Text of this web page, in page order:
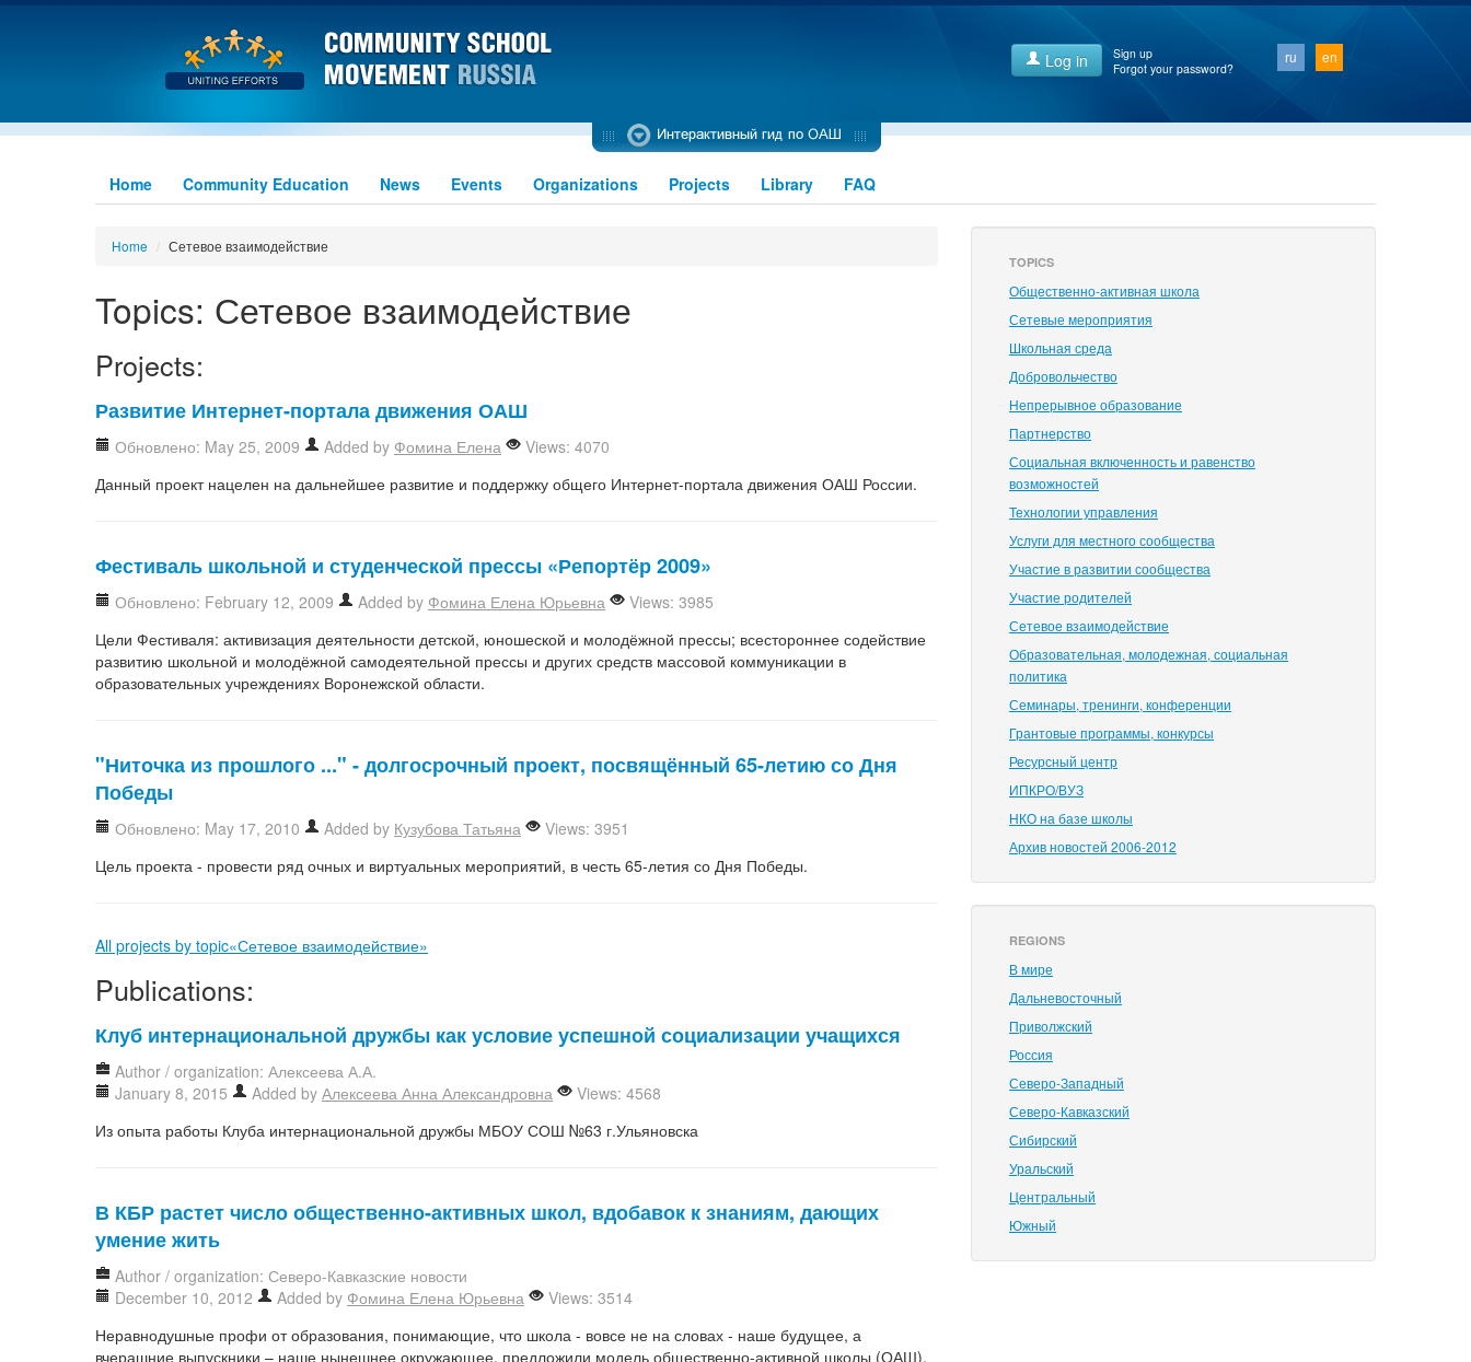
ru en
Log in
Sign up
Forgot your password?
Home Community Education News Events Organizations Projects Library FAQ
Home / Сетевое взаимодействие
Topics: Сетевое взаимодействие
Projects:
Развитие Интернет-портала движения ОАШ
Обновлено: May 25, 2009 Added by Фомина Елена
Views: 4070
Данный проект нацелен на дальнейшее развитие и поддержку общего Интернет-портала движения ОАШ России.
Фестиваль школьной и студенческой прессы «Репортёр 2009»
Обновлено: February 12, 2009 Added by Фомина Елена Юрьевна
Views: 3985
Цели Фестиваля: активизация деятельности детской, юношеской и молодёжной прессы; всестороннее содействие
развитию школьной и молодёжной самодеятельной прессы и других средств массовой коммуникации в
образовательных учреждениях Воронежской области.
"Ниточка из прошлого ..." - долгосрочный проект, посвящённый 65-летию со Дня
Победы
Обновлено: May 17, 2010 Added by Кузубова Татьяна
Views: 3951
Цель проекта - провести ряд очных и виртуальных мероприятий, в честь 65-летия со Дня Победы.
All projects by topic«Сетевое взаимодействие»
Publications:
Клуб интернациональной дружбы как условие успешной социализации учащихся
Author / organization: Алексеева А.А.
January 8, 2015
Added by Алексеева Анна Александровна
Views: 4568
Из опыта работы Клуба интернациональной дружбы МБОУ СОШ №63 г.Ульяновска
В КБР растет число общественно-активных школ, вдобавок к знаниям, дающих
умение жить
Author / organization: Северо-Кавказские новости
December 10, 2012
Added by Фомина Елена Юрьевна
Views: 3514
Неравнодушные профи от образования, понимающие, что школа - вовсе не на словах - наше будущее, а
вчерашние выпускники – наше нынешнее окружающее, предложили модель общественно-активной школы (ОАШ).
TOPICS
Общественно-активная школа
Сетевые мероприятия
Школьная среда
Добровольчество
Непрерывное образование
Партнерство
Социальная включенность и равенство
возможностей
Технологии управления
Услуги для местного сообщества
Участие в развитии сообщества
Участие родителей
Сетевое взаимодействие
Образовательная, молодежная, социальная
политика
Семинары, тренинги, конференции
Грантовые программы, конкурсы
Ресурсный центр
ИПКРО/ВУЗ
НКО на базе школы
Архив новостей 2006-2012
REGIONS
В мире
Дальневосточный
Приволжский
Россия
Северо-Западный
Северо-Кавказский
Сибирский
Уральский
Центральный
Южный